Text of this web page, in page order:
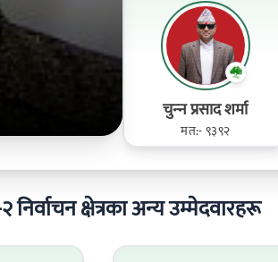
चुन्‍न प्रसाद शर्मा
मत:- ९३९२
निर्वाचन क्षेत्रका अन्य उम्मेदवारहरू